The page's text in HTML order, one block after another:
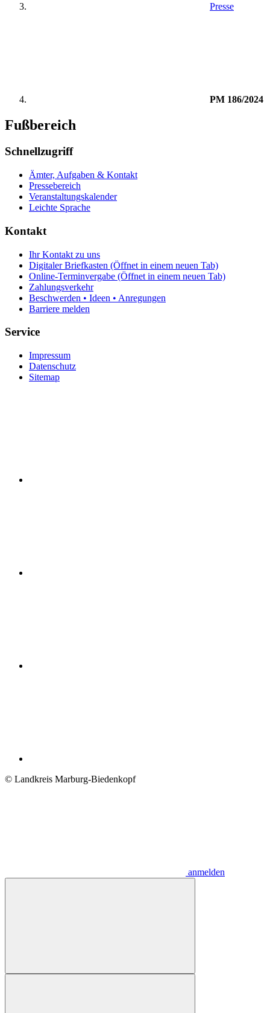
Presse
PM 186/2024
Fußbereich
Schnellzugriff
Ämter, Aufgaben & Kontakt
Pressebereich
Veranstaltungskalender
Leichte Sprache
Kontakt
Ihr Kontakt zu uns
Digitaler Briefkasten (Öffnet in einem neuen Tab)
Online-Terminvergabe (Öffnet in einem neuen Tab)
Zahlungsverkehr
Beschwerden • Ideen • Anregungen
Barriere melden
Service
Impressum
Datenschutz
Sitemap
© Landkreis Marburg-Biedenkopf
anmelden